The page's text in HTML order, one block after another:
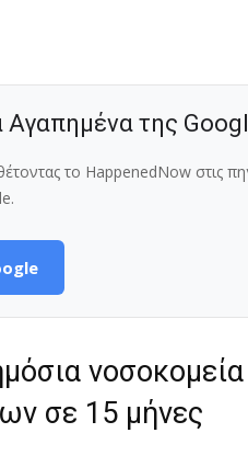
Αγαπημένα της
το HappenedNow στις
νοσοκομεία
σε 15 μήνες